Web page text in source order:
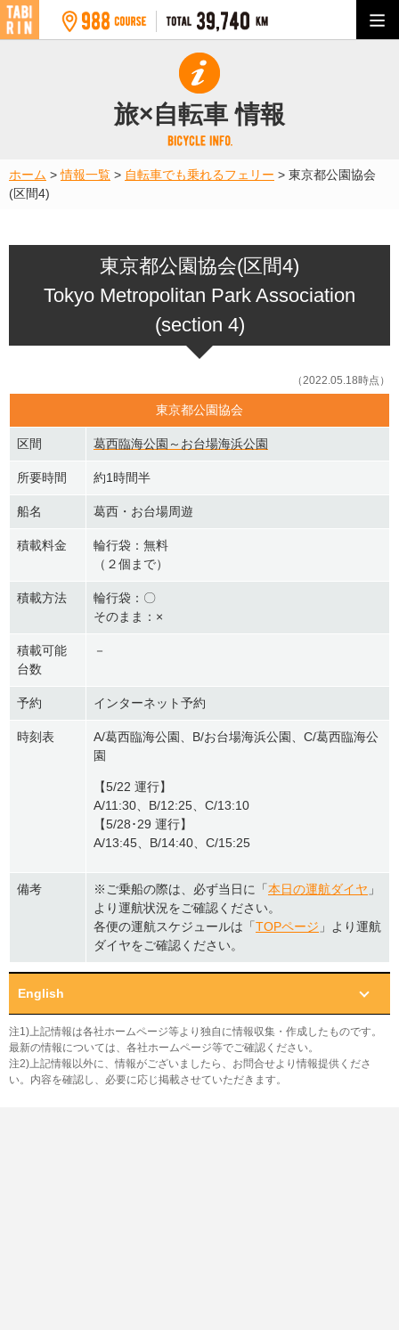
旅×自転車 情報
ホーム >情報一覧 > 自転車でも乗れるフェリー > 東京都公園協会
(区間4)
東京都公園協会(区間4)
Tokyo Metropolitan Park Association
(section 4)
（2022.05.18時点）
東京都公園協会
区間 葛西臨海公園～お台場海浜公園
所要時間 約1時間半
船名 葛西・お台場周遊
積載料金
輪行袋：無料
（２個まで）
積載方法
輪行袋：〇
そのまま：×
積載可能
台数
－
予約 インターネット予約
時刻表
A/葛西臨海公園、B/お台場海浜公園、C/葛西臨海公
園
【5/22 運行】
A/11:30、B/12:25、C/13:10
【5/28･29 運行】
A/13:45、B/14:40、C/15:25
備考 ※ご乗船の際は、必ず当日に「本日の運航ダイヤ 」
より運航状況をご確認ください。
各便の運航スケジュールは「TOPページ 」より運航
ダイヤをご確認ください。
English
注1)上記情報は各社ホームページ等より独自に情報収集・作成したものです。
最新の情報については、各社ホームページ等でご確認ください。
注2)上記情報以外に、情報がございましたら、お問合せより情報提供くださ
い。内容を確認し、必要に応じ掲載させていただきます。